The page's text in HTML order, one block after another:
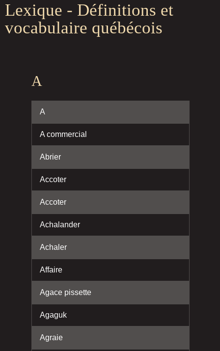
Lexique - Définitions et
vocabulaire québécois
A
A
A commercial
Abrier
Accoter
Accoter
Achalander
Achaler
Affaire
Agace pissette
Agaguk
Agraie